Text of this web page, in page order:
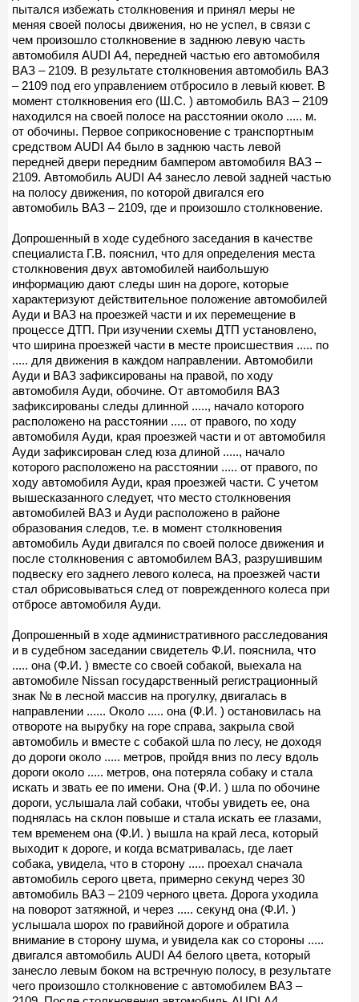
пытался избежать столкновения и принял меры не
меняя своей полосы движения, но не успел, в связи с
чем произошло столкновение в заднюю левую часть
автомобиля AUDI А4, передней частью его автомобиля
ВАЗ – 2109. В результате столкновения автомобиль ВАЗ
– 2109 под его управлением отбросило в левый кювет. В
момент столкновения его (Ш.С. ) автомобиль ВАЗ – 2109
находился на своей полосе на расстоянии около ..... м.
от обочины. Первое соприкосновение с транспортным
средством AUDI А4 было в заднюю часть левой
передней двери передним бампером автомобиля ВАЗ –
2109. Автомобиль AUDI А4 занесло левой задней частью
на полосу движения, по которой двигался его
автомобиль ВАЗ – 2109, где и произошло столкновение.
Допрошенный в ходе судебного заседания в качестве
специалиста Г.В. пояснил, что для определения места
столкновения двух автомобилей наибольшую
информацию дают следы шин на дороге, которые
характеризуют действительное положение автомобилей
Ауди и ВАЗ на проезжей части и их перемещение в
процессе ДТП. При изучении схемы ДТП установлено,
что ширина проезжей части в месте происшествия ..... по
..... для движения в каждом направлении. Автомобили
Ауди и ВАЗ зафиксированы на правой, по ходу
автомобиля Ауди, обочине. От автомобиля ВАЗ
зафиксированы следы длинной ....., начало которого
расположено на расстоянии ..... от правого, по ходу
автомобиля Ауди, края проезжей части и от автомобиля
Ауди зафиксирован след юза длиной ....., начало
которого расположено на расстоянии ..... от правого, по
ходу автомобиля Ауди, края проезжей части. С учетом
вышесказанного следует, что место столкновения
автомобилей ВАЗ и Ауди расположено в районе
образования следов, т.е. в момент столкновения
автомобиль Ауди двигался по своей полосе движения и
после столкновения с автомобилем ВАЗ, разрушившим
подвеску его заднего левого колеса, на проезжей части
стал обрисовываться след от поврежденного колеса при
отбросе автомобиля Ауди.
Допрошенный в ходе административного расследования
и в судебном заседании свидетель Ф.И. пояснила, что
..... она (Ф.И. ) вместе со своей собакой, выехала на
автомобиле Nissan государственный регистрационный
знак № в лесной массив на прогулку, двигалась в
направлении ...... Около ..... она (Ф.И. ) остановилась на
отвороте на вырубку на горе справа, закрыла свой
автомобиль и вместе с собакой шла по лесу, не доходя
до дороги около ..... метров, пройдя вниз по лесу вдоль
дороги около ..... метров, она потеряла собаку и стала
искать и звать ее по имени. Она (Ф.И. ) шла по обочине
дороги, услышала лай собаки, чтобы увидеть ее, она
поднялась на склон повыше и стала искать ее глазами,
тем временем она (Ф.И. ) вышла на край леса, который
выходит к дороге, и когда всматривалась, где лает
собака, увидела, что в сторону ..... проехал сначала
автомобиль серого цвета, примерно секунд через 30
автомобиль ВАЗ – 2109 черного цвета. Дорога уходила
на поворот затяжной, и через ..... секунд она (Ф.И. )
услышала шорох по гравийной дороге и обратила
внимание в сторону шума, и увидела как со стороны .....
двигался автомобиль AUDI А4 белого цвета, который
занесло левым боком на встречную полосу, в результате
чего произошло столкновение с автомобилем ВАЗ –